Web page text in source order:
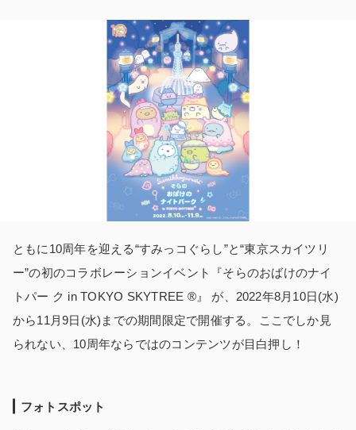
ともに10周年を迎える“すみっコぐらし”と“東京スカイツリ
ー”の初のコラボレーションイベント『そらのおばけのナイ
トパー ク in TOKYO SKYTREE ®』 が、2022年8月10日(水)
から11月9日(水)までの期間限定で開催する。ここでしか見
られない、10周年ならではのコンテンツが目白押し！
フォトスポット